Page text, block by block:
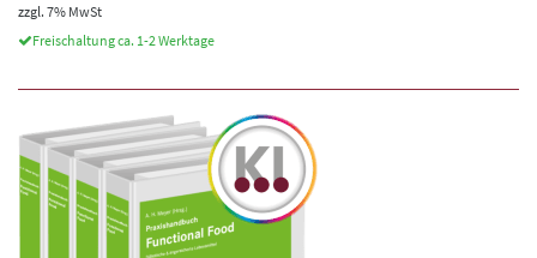
zzgl. 7% MwSt
Freischaltung ca. 1-2 Werktage